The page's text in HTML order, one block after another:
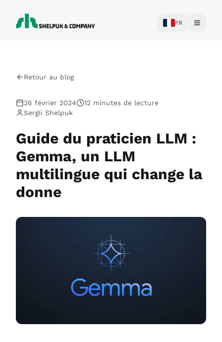
FR
Toggle
Retour au blog
26 février 2024
12 minutes de lecture
Sergii Shelpuk
Guide du praticien LLM :
Gemma, un LLM
multilingue qui change la
donne